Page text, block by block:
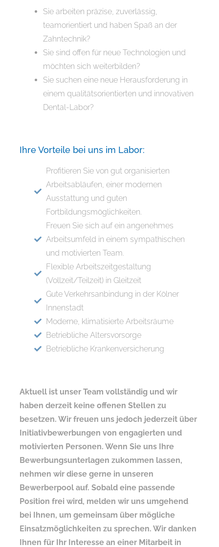
Sie arbeiten präzise, zuverlässig,
teamorientiert und haben Spaß an der
Zahntechnik?
Sie sind offen für neue Technologien und
möchten sich weiterbilden?
Sie suchen eine neue Herausforderung in
einem qualitätsorientierten und innovativen
Dental-Labor?
Ihre Vorteile bei uns im Labor:
Profitieren Sie von gut organisierten
Arbeitsabläufen, einer modernen
Ausstattung und guten
Fortbildungsmöglichkeiten.
Freuen Sie sich auf ein angenehmes
Arbeitsumfeld in einem sympathischen
und motivierten Team.
Flexible Arbeitszeitgestaltung
(Vollzeit/Teilzeit) in Gleitzeit
Gute Verkehrsanbindung in der Kölner
Innenstadt
Moderne, klimatisierte Arbeitsräume
Betriebliche Altersvorsorge
Betriebliche Krankenversicherung
Aktuell ist unser Team vollständig und wir
haben derzeit keine offenen Stellen zu
besetzen. Wir freuen uns jedoch jederzeit über
Initiativbewerbungen von engagierten und
motivierten Personen. Wenn Sie uns Ihre
Bewerbungsunterlagen zukommen lassen,
nehmen wir diese gerne in unseren
Bewerberpool auf. Sobald eine passende
Position frei wird, melden wir uns umgehend
bei Ihnen, um gemeinsam über mögliche
Einsatzmöglichkeiten zu sprechen. Wir danken
Ihnen für Ihr Interesse an einer Mitarbeit in